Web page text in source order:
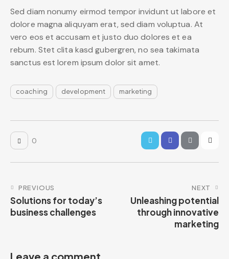
Sed diam nonumy eirmod tempor invidunt ut labore et
dolore magna aliquyam erat, sed diam voluptua. At
vero eos et accusam et justo duo dolores et ea
rebum. Stet clita kasd gubergren, no sea takimata
sanctus est lorem ipsum dolor sit amet.
coaching development marketing
0
PREVIOUS
Solutions for today’s
business challenges
NEXT
Unleashing potential
through innovative
marketing
Leave a comment